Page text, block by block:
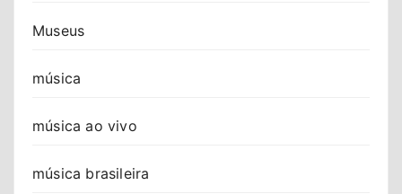
Museus
música
música ao vivo
música brasileira